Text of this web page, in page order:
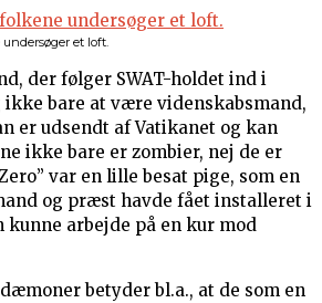
et loft.
der følger SWAT-holdet ind i
ikke bare at være videnskabsmand,
er udsendt af Vatikanet og kan
ikke bare er zombier, nej de er
var en lille besat pige, som en
og præst havde fået installeret i
kunne arbejde på en kur mod
betyder bl.a., at de som en